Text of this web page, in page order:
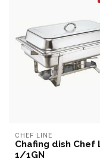
CHEF LINE
Chafing dish Chef
1/1GN